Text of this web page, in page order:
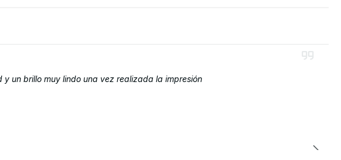
un brillo muy lindo una vez realizada la impresión